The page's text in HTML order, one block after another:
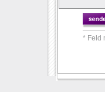
* Feld